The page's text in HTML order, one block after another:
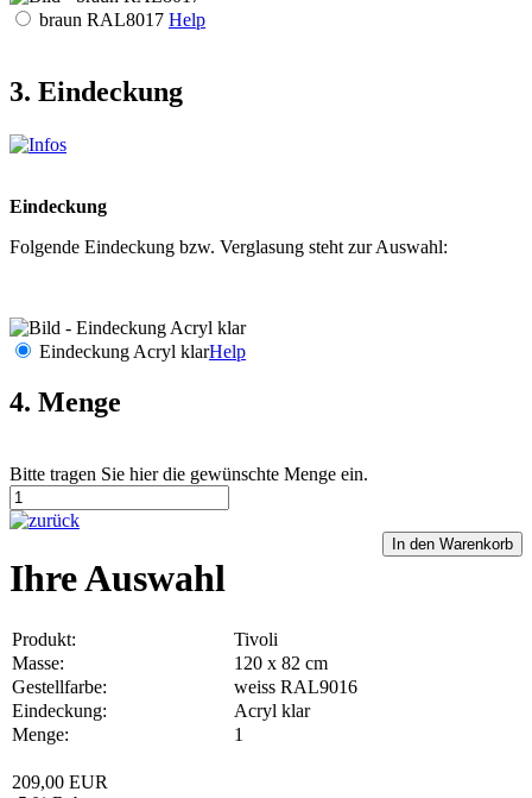
braun RAL8017 Help
3. Eindeckung
Eindeckung
Folgende Eindeckung bzw. Verglasung steht zur Auswahl:
Eindeckung Acryl klarHelp
4. Menge
Bitte tragen Sie hier die gewünschte Menge ein.
Ihre Auswahl
Produkt:
Tivoli
Masse:
120 x 82 cm
Gestellfarbe:
weiss RAL9016
Eindeckung:
Acryl klar
Menge:
1
209,00 EUR